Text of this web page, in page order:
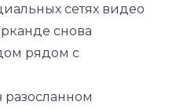
сетях видео
снова
рядом с